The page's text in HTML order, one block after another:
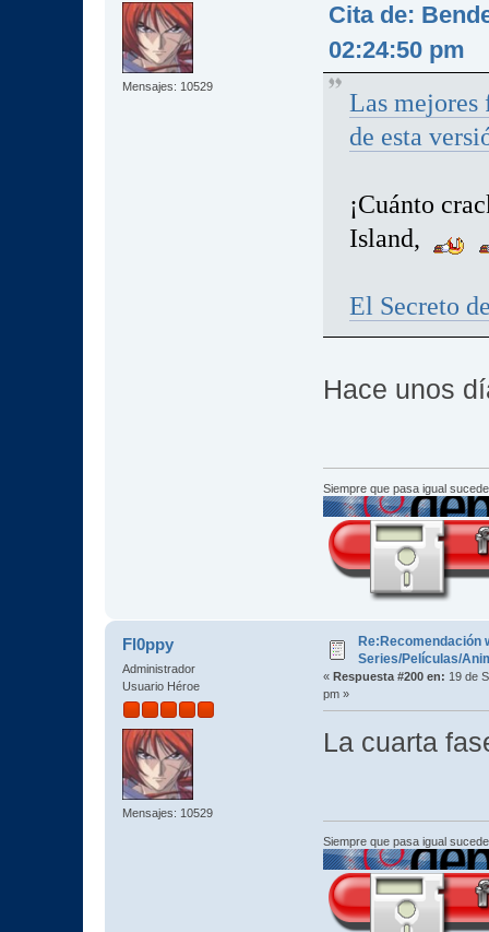
Mensajes: 10529
Cita de:
02:24:50 pm
Las mejores
de esta
¡Cuánto
Island,
El Secreto
Hace unos
Siempre que pasa igual
Fl0ppy
Administrador
Usuario Héroe
Mensajes: 10529
Re:Recomendación
Series/Películas/
« Respuesta #200 en: 19 de
pm »
La cuarta
Siempre que pasa igual